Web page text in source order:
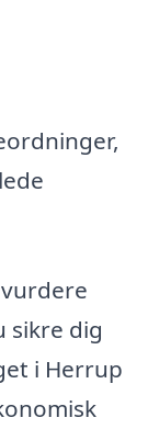
sikre dig
i Herrup